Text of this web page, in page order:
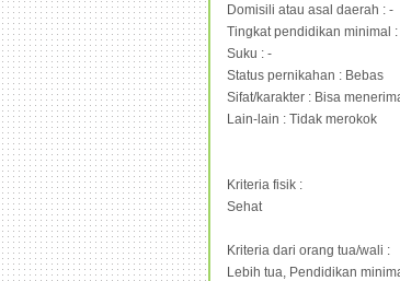
Domisili atau asal daerah : -
Tingkat pendidikan minimal
Suku : -
Status pernikahan : Bebas
Sifat/karakter : Bisa
Lain-lain : Tidak merokok
Kriteria fisik :
Sehat
Kriteria dari orang tua/wali :
Lebih tua, Pendidikan